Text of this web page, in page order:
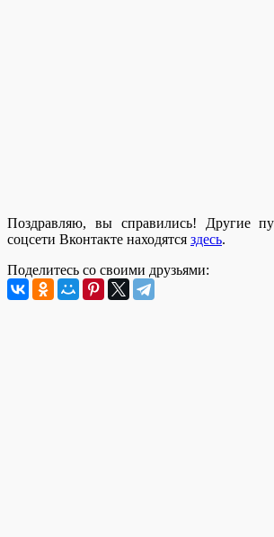
Поздравляю, вы справились! Другие
соцсети Вконтакте находятся здесь.
Поделитесь со своими друзьями: